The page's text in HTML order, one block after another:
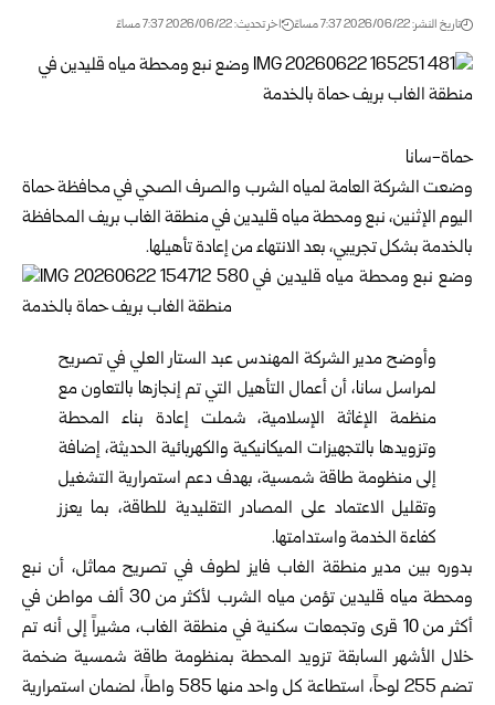
تاريخ النشر: 2026/06/22 7:37 مساءً اخر تحديث: 2026/06/22 7:37 مساءً
حماة-سانا
وضعت الشركة العامة لمياه الشرب والصرف الصحي في محافظةحماة
اليوم الإثنين، نبع ومحطة مياه قليدين في منطقة الغاب بريف المحافظة
بالخدمة بشكل تجريبي، بعد الانتهاء من إعادة تأهيلها.
وأوضح مدير الشركة المهندس عبد الستار العلي في تصريح
لمراسل سانا، أن أعمال التأهيل التي تم إنجازها بالتعاون مع
منظمة الإغاثة الإسلامية، شملت إعادة بناء المحطة
وتزويدها بالتجهيزات الميكانيكية والكهربائية الحديثة، إضافة
إلى منظومة طاقة شمسية، بهدف دعم استمرارية التشغيل
وتقليل الاعتماد على المصادر التقليدية للطاقة، بما يعزز
كفاءة الخدمة واستدامتها.
بدوره بين مدير منطقة الغاب فايز لطوف في تصريح مماثل، أن نبع
ومحطة مياه قليدين تؤمن مياه الشرب لأكثر من 30 ألف مواطن في
أكثر من 10 قرى وتجمعات سكنية في منطقة الغاب، مشيراً إلى أنه تم
خلال الأشهر السابقة تزويد المحطة بمنظومة طاقة شمسية ضخمة
تضم 255 لوحاً، استطاعة كل واحد منها 585 واطاً، لضمان استمرارية